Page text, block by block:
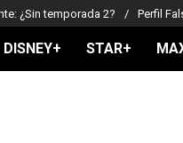
¿Sin temporada 2? Perfil
DISNEY+ STAR+